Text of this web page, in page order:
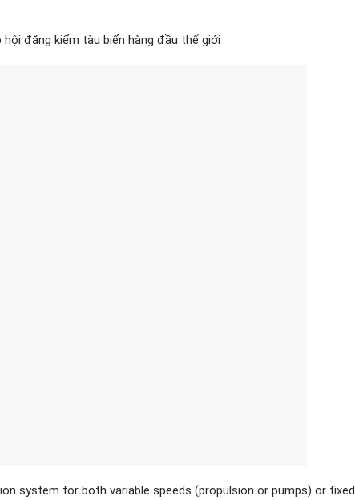
đăng kiểm tàu biển hàng đầu thế giới
system for both variable speeds (propulsion or pumps) or fixed